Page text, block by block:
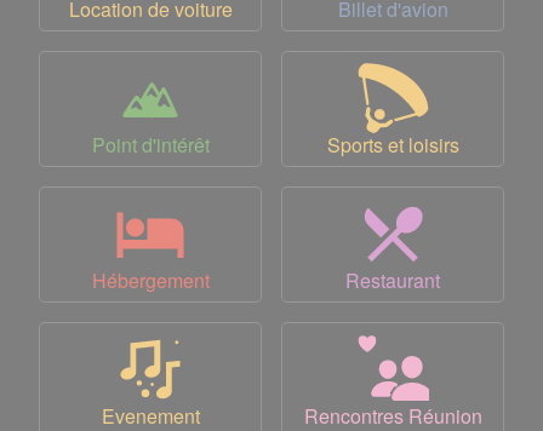
Location de voiture Billet d'avion
Point d'intérêt Sports et loisirs
Hébergement Restaurant
Evenement Rencontres Réunion